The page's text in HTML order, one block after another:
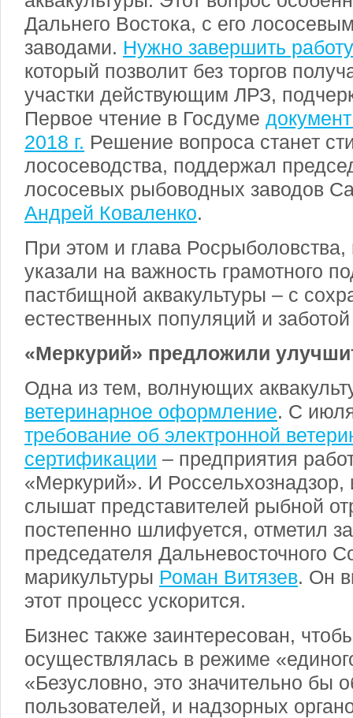
Дальнего Востока, с его
заводами. Нужно завершить
который позволит без торгов
участки действующим ЛРЗ,
Первое чтение в Госдуме
2018 г. Решение вопроса станет
лососеводства, поддержал
лососевых рыбоводных заводов
Андрей Коваленко.
При этом и глава
указали на важность грамотного
пастбищной аквакультуры – с
естественных популяций и
«Меркурий» предложили
Одна из тем, волнующих
ветеринарное оформление. С
требование об электронной
сертификации – предприятия
«Меркурий». И Россельхознадзор,
слышат представителей рыбной
постепенно шлифуется, отметил
председателя Дальневосточного
марикультуры Роман Витязев. Он
этот процесс ускорится.
Бизнес также заинтересован,
осуществлялась в режиме
«Безусловно, это значительно бы
пользователей, и надзорных